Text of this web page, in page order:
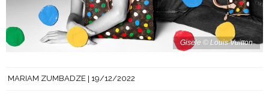
Gisele © Louis Vuitton
MARIAM ZUMBADZE 19/12/2022